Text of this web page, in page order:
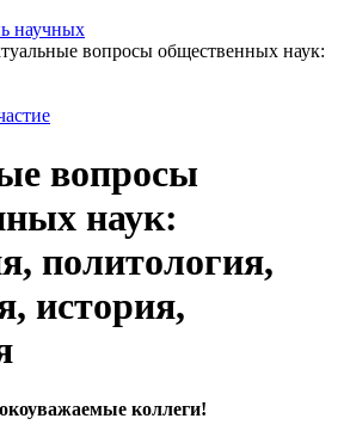
научных
вопросы общественных наук:
вопросы
наук:
политология,
история,
коллеги!